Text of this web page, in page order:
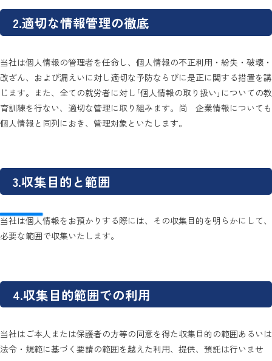
2.適切な情報管理の徹底
当社は個人情報の管理者を任命し、個人情報の不正利用・紛失・破壊・
改ざん、および漏えいに対し適切な予防ならびに是正に関する措置を講
じます。また、全ての就労者に対し｢個人情報の取り扱い｣についての教
育訓練を行ない、適切な管理に取り組みます。尚 企業情報についても
個人情報と同列におき、管理対象といたします。
3.収集目的と範囲
当社は個人情報をお預かりする際には、その収集目的を明らかにして、
必要な範囲で収集いたします。
4.収集目的範囲での利用
当社はご本人または保護者の方等の同意を得た収集目的の範囲あるいは
法令・規範に基づく要請の範囲を越えた利用、提供、預託は行いませ